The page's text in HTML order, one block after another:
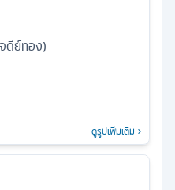
ดีย์ทอง)
ดูรูปเพิ่มเติม